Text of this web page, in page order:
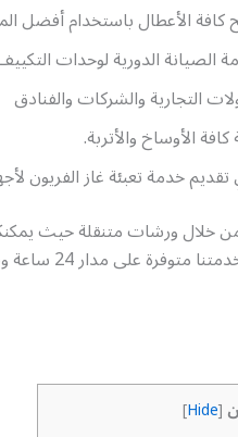
الأعطال باستخدام أفضل
الدورية لوحدات التكييف
التجارية والشركات والفنادق
الأوساخ والأتربة.
خدمة تعبئة غاز الفريون
خلال ورشات متنقلة حيث
غرب مشرف في أي وقت
[
Hide
]